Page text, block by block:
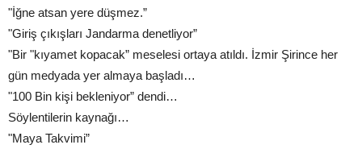
"İğne atsan yere düşmez.”
"Giriş çıkışları Jandarma denetliyor”
"Bir "kıyamet kopacak” meselesi ortaya atıldı. İzmir Şirince her
gün medyada yer almaya başladı…
"100 Bin kişi bekleniyor” dendi…
Söylentilerin kaynağı…
"Maya Takvimi”